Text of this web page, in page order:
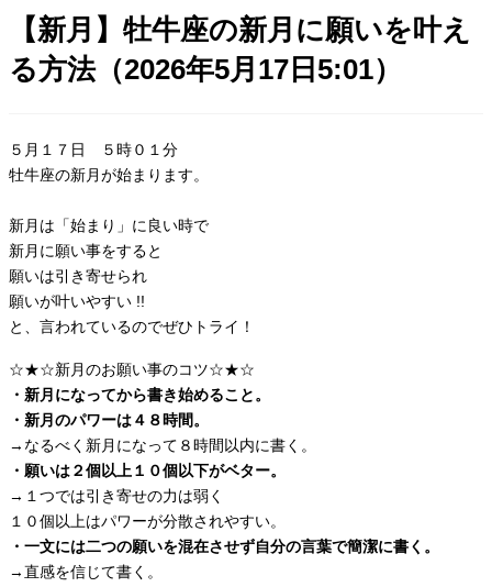
【新月】牡牛座の新月に願いを叶え
る方法（2026年5月17日5:01）
５月１７日 ５時０１分
牡牛座の新月が始まります。
新月は「始まり」に良い時で
新月に願い事をすると
願いは引き寄せられ
願いが叶いやすい !!
と、言われているのでぜひトライ！
☆★☆新月のお願い事のコツ☆★☆
・新月になってから書き始めること。
・新月のパワーは４８時間。
→なるべく新月になって８時間以内に書く。
・願いは２個以上１０個以下がベター。
→１つでは引き寄せの力は弱く
１０個以上はパワーが分散されやすい。
・一文には二つの願いを混在させず自分の言葉で簡潔に書く。
→直感を信じて書く。